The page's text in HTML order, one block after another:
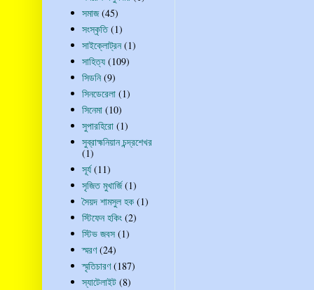
সমাজ (45)
সংস্কৃতি (1)
সাইক্লোট্রন (1)
সাহিত্য (109)
সিডনি (9)
সিনডেরেলা (1)
সিনেমা (10)
সুপারহিরো (1)
সুব্রাহ্মনিয়ান চন্দ্রশেখর
(1)
সূর্য (11)
সৃজিত মুখার্জি (1)
সৈয়দ শামসুল হক (1)
স্টিফেন হকিং (2)
স্টিভ জবস (1)
স্মরণ (24)
স্মৃতিচারণ (187)
স্যাটেলাইট (8)